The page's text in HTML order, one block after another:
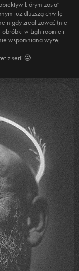
którym został
już dłuższą chwilę
nigdy zrealizować (nie
w Lightroomie i
wspomniana wyżej
z serii 🤓